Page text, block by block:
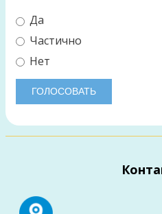
Да
Частично
Нет